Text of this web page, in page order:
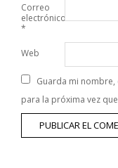
Correo
electrónico
*
Web
Guarda mi
para la próxima vez